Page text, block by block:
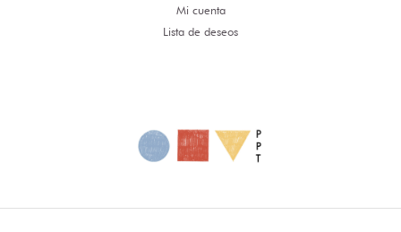
Mi cuenta
Lista de deseos